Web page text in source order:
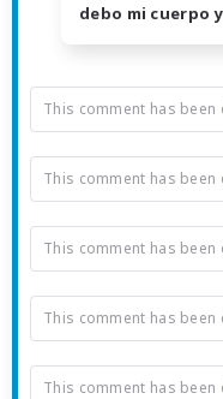
debo mi cuerpo
This comment has been
This comment has been
This comment has been
This comment has been
This comment has been